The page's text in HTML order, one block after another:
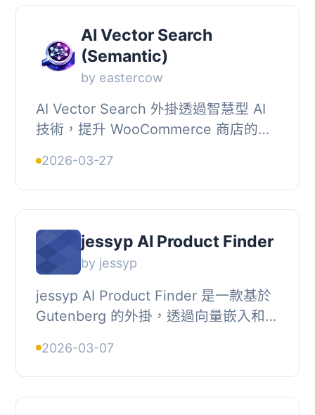
AI Vector Search
(Semantic)
by eastercow
AI Vector Search 外掛透過智慧型 AI
技術，提升 WooCommerce 商店的搜
快速且相關的搜尋結果，從而增加轉換
率和顧客滿意...
2026-03-27
jessyp AI Product Finder
by jessyp
jessyp AI Product Finder 是一款基於
Gutenberg 的外掛，透過向量嵌入和大
產品搜尋功能。客戶可以用描述的方式
尋找產品...
2026-03-07